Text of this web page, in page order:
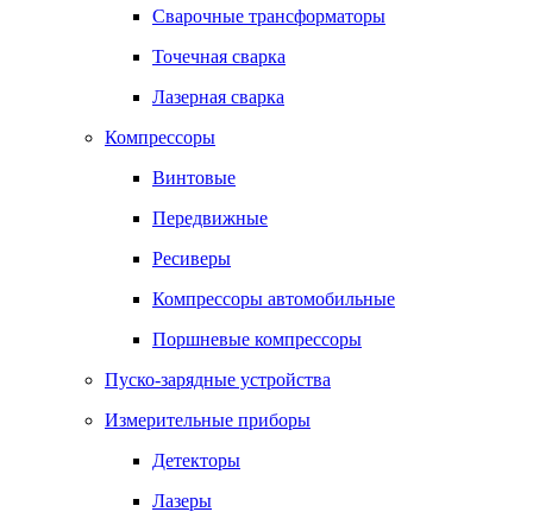
Сварочные трансформаторы
Точечная сварка
Лазерная сварка
Компрессоры
Винтовые
Передвижные
Ресиверы
Компрессоры автомобильные
Поршневые компрессоры
Пуско-зарядные устройства
Измерительные приборы
Детекторы
Лазеры